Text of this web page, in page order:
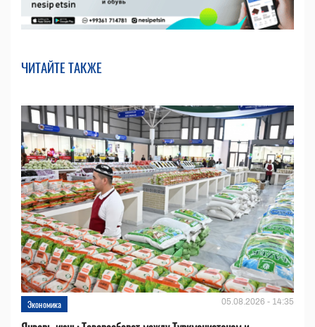
ЧИТАЙТЕ ТАКЖЕ
Экономика 05.08.2026 - 14:35